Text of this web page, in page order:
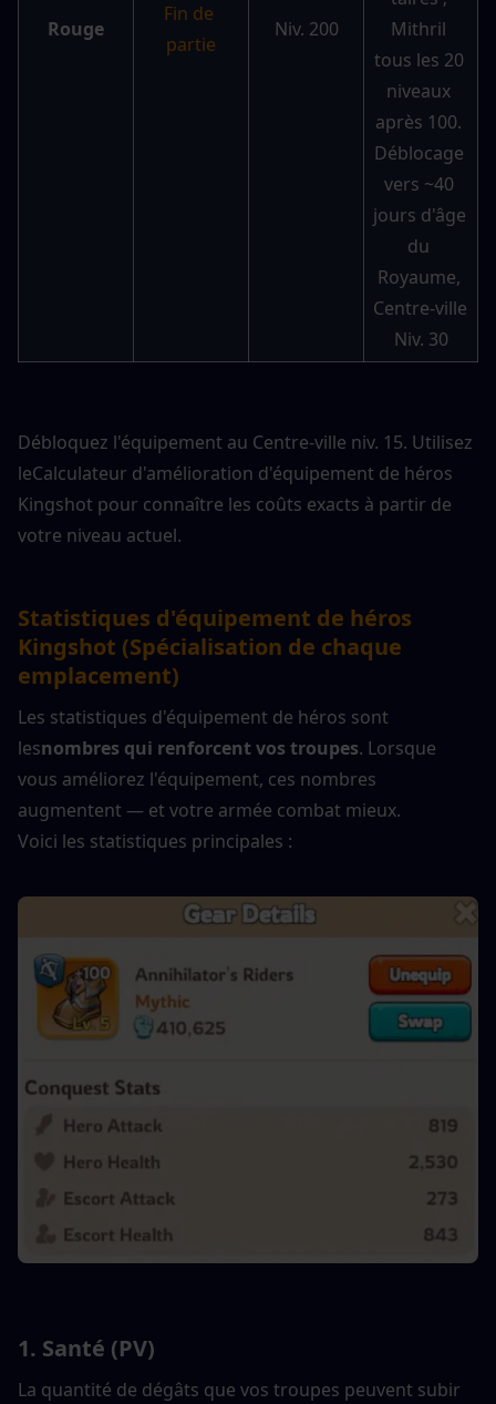
Rouge
Fin de
partie
Niv. 200
Mithril
tous les 20
niveaux
après 100.
Déblocage
vers ~40
jours d'âge
du
Royaume,
Centre-ville
Niv. 30
Débloquez l'équipement au Centre-ville niv. 15. Utilisez
leCalculateur d'amélioration d'équipement de héros
Kingshot pour connaître les coûts exacts à partir de
votre niveau actuel.
Statistiques d'équipement de héros
Kingshot (Spécialisation de chaque
emplacement)
Les statistiques d'équipement de héros sont
lesnombres qui renforcent vos troupes. Lorsque
vous améliorez l'équipement, ces nombres
augmentent — et votre armée combat mieux.
Voici les statistiques principales :
1. Santé (PV)
La quantité de dégâts que vos troupes peuvent subir